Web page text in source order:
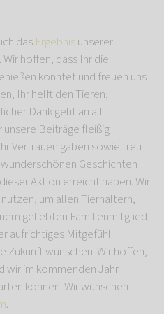
das Ergebnisunserer
hoffen, dass Ihr die
konntet und freuen uns
Ihr helft den Tieren,
Dank geht an all
unsere Beiträge fleißig
Vertrauen gaben sowie treu
Geschichten
Aktion erreicht haben. Wir
um allen Tierhaltern,
geliebten Familienmitglied
aufrichtiges Mitgefühl
Zukunft wünschen. Wir hoffen,
wir im kommenden Jahr
können. Wir wünschen
.